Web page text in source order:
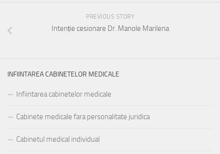
PREVIOUS STORY
Intenție cesionare Dr. Manole Marilena
INFIINTAREA CABINETELOR MEDICALE
Infiintarea cabinetelor medicale
Cabinete medicale fara personalitate juridica
Cabinetul medical individual